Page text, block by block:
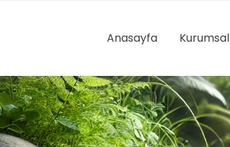
Anasayfa Kurumsal